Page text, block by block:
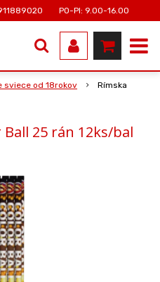
PO-PI: 9.00-16.00
sviece od 18rokov
Rímska
Ball 25 rán 12ks/bal